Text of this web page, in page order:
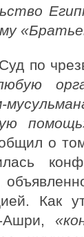
по
о
Как
Ашри,